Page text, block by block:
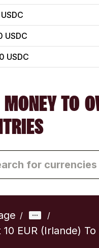
USDC
USDC
USDC
MONEY TO
/ /
EUR (Irlande) To